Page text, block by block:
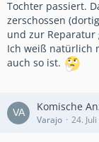
Tochter passiert.
zerschossen
und zur Reparatur
Ich weiß natürlich
auch so ist.
Komische
Varajo 24.